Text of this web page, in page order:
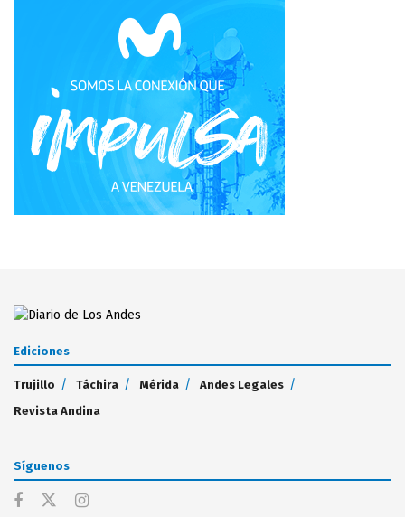
Ediciones
Trujillo Táchira Mérida
Andes Legales
Revista Andina
Síguenos